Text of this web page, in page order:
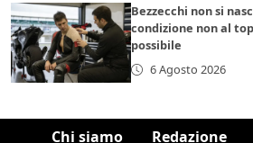
Bezzecchi non si
condizione non al
possibile
6 Agosto 2026
Chi siamo Redazione